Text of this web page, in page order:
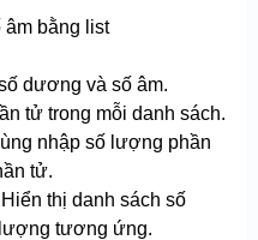
âm bằng list
dương và số âm.
tử trong mỗi danh sách.
nhập số lượng phần
tử.
thị danh sách số
tương ứng.